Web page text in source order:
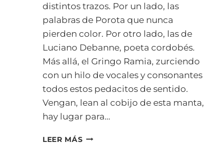
distintos trazos. Por un lado, las
palabras de Porota que nunca
pierden color. Por otro lado, las de
Luciano Debanne, poeta cordobés.
Más allá, el Gringo Ramia, zurciendo
con un hilo de vocales y consonantes
todos estos pedacitos de sentido.
Vengan, lean al cobijo de esta manta,
hay lugar para…
LEER MÁS A